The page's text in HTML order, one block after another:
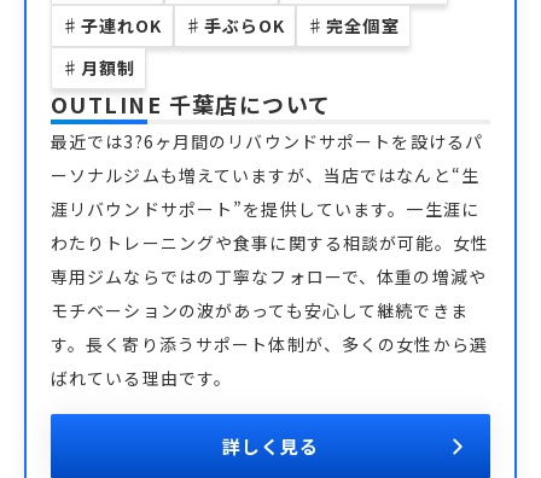
♯ 子連れOK ♯ 手ぶらOK ♯ 完全個室
♯ 月額制
OUTLINE 千葉店について
最近では3?6ヶ月間のリバウンドサポートを設けるパ
ーソナルジムも増えていますが、当店ではなんと“生
涯リバウンドサポート”を提供しています。一生涯に
わたりトレーニングや食事に関する相談が可能。女性
専用ジムならではの丁寧なフォローで、体重の増減や
モチベーションの波があっても安心して継続できま
す。長く寄り添うサポート体制が、多くの女性から選
ばれている理由です。
詳しく見る